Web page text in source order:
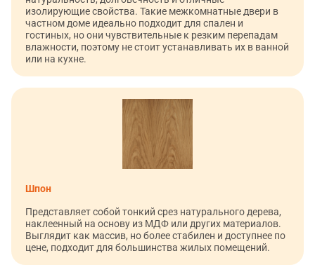
изолирующие свойства. Такие межкомнатные двери в
частном доме идеально подходит для спален и
гостиных, но они чувствительные к резким перепадам
влажности, поэтому не стоит устанавливать их в ванной
или на кухне.
Шпон
Представляет собой тонкий срез натурального дерева,
наклеенный на основу из МДФ или других материалов.
Выглядит как массив, но более стабилен и доступнее по
цене, подходит для большинства жилых помещений.